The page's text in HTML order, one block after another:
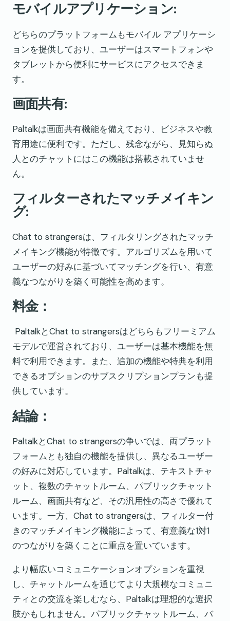
モバイルアプリケーション:
どちらのプラットフォームもモバイル アプリケーシ
ョンを提供しており、ユーザーはスマートフォンや
タブレットから便利にサービスにアクセスできま
す。
画面共有:
Paltalkは画面共有機能を備えており、ビジネスや教
育用途に便利です。ただし、残念ながら、見知らぬ
人とのチャットにはこの機能は搭載されていませ
ん。
フィルターされたマッチメイキン
グ:
Chat to strangersは、フィルタリングされたマッチ
メイキング機能が特徴です。アルゴリズムを用いて
ユーザーの好みに基づいてマッチングを行い、有意
義なつながりを築く可能性を高めます。
料金：
PaltalkとChat to strangersはどちらもフリーミアム
モデルで運営されており、ユーザーは基本機能を無
料で利用できます。また、追加の機能や特典を利用
できるオプションのサブスクリプションプランも提
供しています。
結論：
PaltalkとChat to strangersの争いでは、両プラット
フォームとも独自の機能を提供し、異なるユーザー
の好みに対応しています。Paltalkは、テキストチャ
ット、複数のチャットルーム、パブリックチャット
ルーム、画面共有など、その汎用性の高さで優れて
います。一方、Chat to strangersは、フィルター付
きのマッチメイキング機能によって、有意義な1対1
のつながりを築くことに重点を置いています。
より幅広いコミュニケーションオプションを重視
し、チャットルームを通じてより大規模なコミュニ
ティとの交流を楽しむなら、Paltalkは理想的な選択
肢かもしれません。パブリックチャットルーム、バ